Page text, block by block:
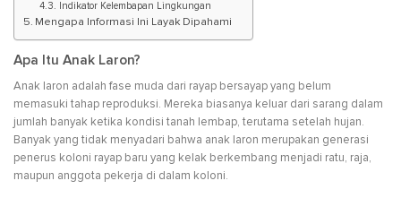
Indikator Kelembapan Lingkungan
Mengapa Informasi Ini Layak Dipahami
Apa Itu Anak Laron?
Anak laron adalah fase muda dari rayap bersayap yang belum
memasuki tahap reproduksi. Mereka biasanya keluar dari sarang dalam
jumlah banyak ketika kondisi tanah lembap, terutama setelah hujan.
Banyak yang tidak menyadari bahwa anak laron merupakan generasi
penerus koloni rayap baru yang kelak berkembang menjadi ratu, raja,
maupun anggota pekerja di dalam koloni.